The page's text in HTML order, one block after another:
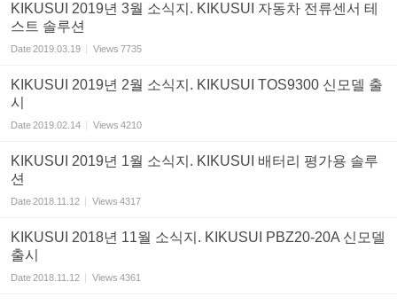
KIKUSUI 2019년 3월 소식지. KIKUSUI 자동차 전류센서 테
스트 솔루션
Date2019.03.19 Views 7735
KIKUSUI 2019년 2월 소식지. KIKUSUI TOS9300 신모델 출
시
Date2019.02.14 Views 4210
KIKUSUI 2019년 1월 소식지. KIKUSUI 배터리 평가용 솔루
션
Date2018.11.12 Views 4317
KIKUSUI 2018년 11월 소식지. KIKUSUI PBZ20-20A 신모델
출시
Date2018.11.12 Views 4361